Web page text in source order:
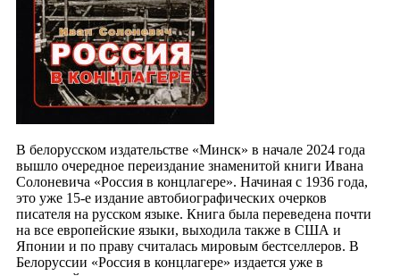
В белорусском издательстве «Минск» в начале 2024 года
вышло очередное переиздание знаменитой книги Ивана
Солоневича «Россия в концлагере». Начиная с 1936 года,
это уже 15-е издание автобиографических очерков
писателя на русском языке. Книга была переведена почти
на все европейские языки, выходила также в США и
Японии и по праву считалась мировым бестселлеров. В
Белоруссии «Россия в концлагере» издается уже в